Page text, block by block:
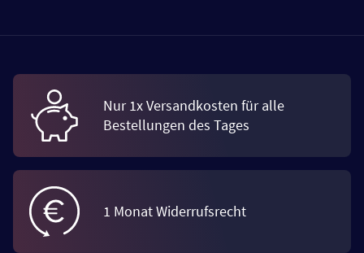
Nur 1x Versandkosten für alle
Bestellungen des Tages
1 Monat Widerrufsrecht